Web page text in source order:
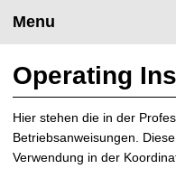
c
a
g
e
Menu
Operating
Hier stehen die in der
Betriebsanweisungen.
Verwendung in der